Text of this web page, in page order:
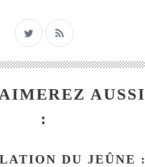
AUSSI
:
DU JEÛNE :